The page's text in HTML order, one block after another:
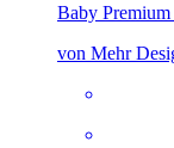
Baby
von Mehr